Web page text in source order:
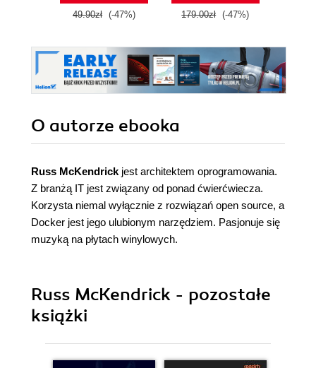
49.90zł (-47%) 179.00zł (-47%)
O autorze ebooka
Russ McKendrick jest architektem oprogramowania.
Z branżą IT jest związany od ponad ćwierćwiecza.
Korzysta niemal wyłącznie z rozwiązań open source, a
Docker jest jego ulubionym narzędziem. Pasjonuje się
muzyką na płytach winylowych.
Russ McKendrick - pozostałe
książki